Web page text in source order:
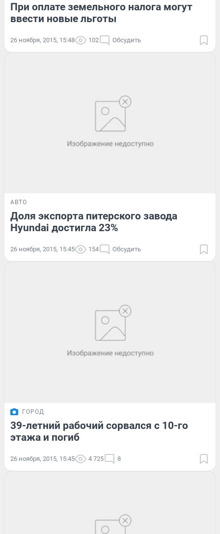
При оплате земельного налога могут
ввести новые льготы
26 ноября, 2015, 15:48 102 Обсудить
АВТО
Доля экспорта питерского завода
Hyundai достигла 23%
26 ноября, 2015, 15:45 154 Обсудить
ГОРОД
39-летний рабочий сорвался с 10-го
этажа и погиб
26 ноября, 2015, 15:45 4 725 8